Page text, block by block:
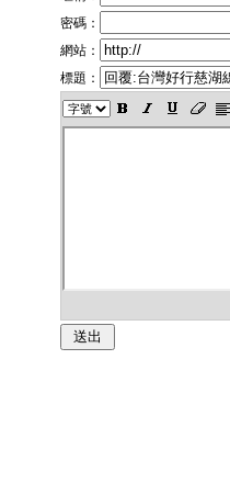
密碼：
網站：
標題：